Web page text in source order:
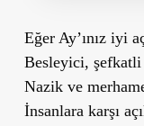
Eğer Ay’ınız iyi
Besleyici,
Nazik ve
İnsanlara karşı